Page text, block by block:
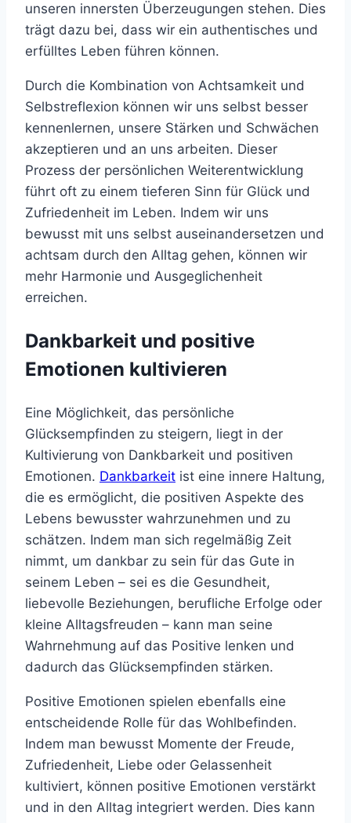
unseren innersten Überzeugungen stehen. Dies
trägt dazu bei, dass wir ein authentisches und
erfülltes Leben führen können.
Durch die Kombination von Achtsamkeit und
Selbstreflexion können wir uns selbst besser
kennenlernen, unsere Stärken und Schwächen
akzeptieren und an uns arbeiten. Dieser
Prozess der persönlichen Weiterentwicklung
führt oft zu einem tieferen Sinn für Glück und
Zufriedenheit im Leben. Indem wir uns
bewusst mit uns selbst auseinandersetzen und
achtsam durch den Alltag gehen, können wir
mehr Harmonie und Ausgeglichenheit
erreichen.
Dankbarkeit und positive
Emotionen kultivieren
Eine Möglichkeit, das persönliche
Glücksempfinden zu steigern, liegt in der
Kultivierung von Dankbarkeit und positiven
Emotionen. Dankbarkeit ist eine innere Haltung,
die es ermöglicht, die positiven Aspekte des
Lebens bewusster wahrzunehmen und zu
schätzen. Indem man sich regelmäßig Zeit
nimmt, um dankbar zu sein für das Gute in
seinem Leben – sei es die Gesundheit,
liebevolle Beziehungen, berufliche Erfolge oder
kleine Alltagsfreuden – kann man seine
Wahrnehmung auf das Positive lenken und
dadurch das Glücksempfinden stärken.
Positive Emotionen spielen ebenfalls eine
entscheidende Rolle für das Wohlbefinden.
Indem man bewusst Momente der Freude,
Zufriedenheit, Liebe oder Gelassenheit
kultiviert, können positive Emotionen verstärkt
und in den Alltag integriert werden. Dies kann